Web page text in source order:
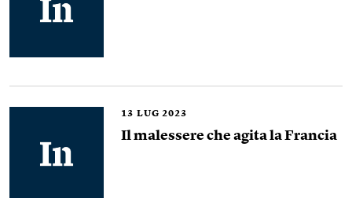
13 LUG 2023
Il malessere che agita la Francia